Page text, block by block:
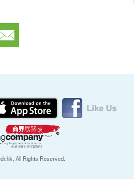
All Rights Reserved.